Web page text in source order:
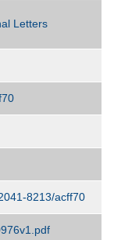
Letters
8213/acff70